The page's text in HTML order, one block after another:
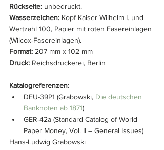
Rückseite: unbedruckt.
Wasserzeichen: Kopf Kaiser Wilhelm I. und
Wertzahl 100, Papier mit roten Fasereinlagen
(Wilcox-Fasereinlagen).
Format: 207 mm x 102 mm
Druck: Reichsdruckerei, Berlin
Katalogreferenzen:
DEU-39P1 (Grabowski, Die deutschen
Banknoten ab 1871)
GER-42a (Standard Catalog of World
Paper Money, Vol. II – General Issues)
Hans-Ludwig Grabowski